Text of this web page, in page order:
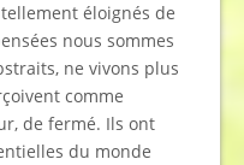
éloignés de
nous sommes
ne vivons plus
comme
de fermé. Ils ont
du monde